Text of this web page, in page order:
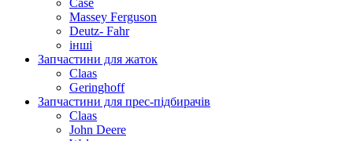
Case
Massey Ferguson
Deutz- Fahr
інші
Запчастини для жаток
Claas
Geringhoff
Запчастини для прес-підбирачів
Claas
John Deere